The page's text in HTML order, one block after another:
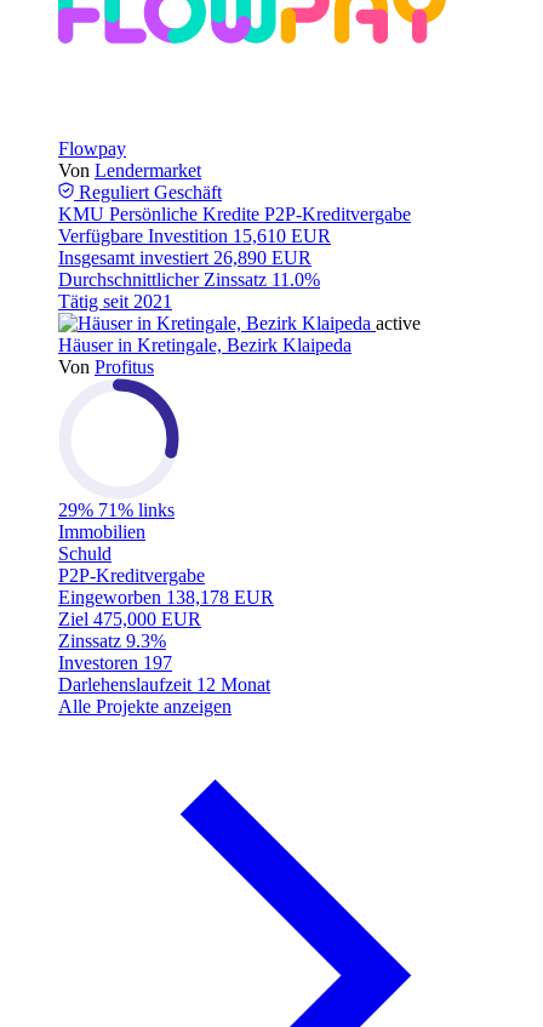
Flowpay
Von Lendermarket
Reguliert Geschäft
KMU Persönliche Kredite P2P-Kreditvergabe
Verfügbare Investition 15,610 EUR
Insgesamt investiert 26,890 EUR
Durchschnittlicher Zinssatz 11.0%
Tätig seit 2021
active
Häuser in Kretingale, Bezirk Klaipeda
Von Profitus
29% 71% links
Immobilien
Schuld
P2P-Kreditvergabe
Eingeworben 138,178 EUR
Ziel 475,000 EUR
Zinssatz 9.3%
Investoren 197
Darlehenslaufzeit 12 Monat
Alle Projekte anzeigen